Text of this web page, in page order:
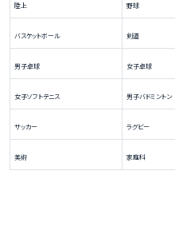
陸上 野球
バスケットボール 剣道
男子卓球 女子卓球
女子ソフトテニス 男子バドミントン
サッカー ラグビー
美術 家庭科